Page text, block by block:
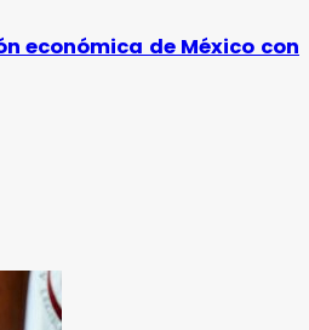
económica de México con